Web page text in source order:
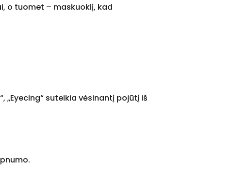
o tuomet – maskuoklį, kad
suteikia vėsinantį pojūtį iš